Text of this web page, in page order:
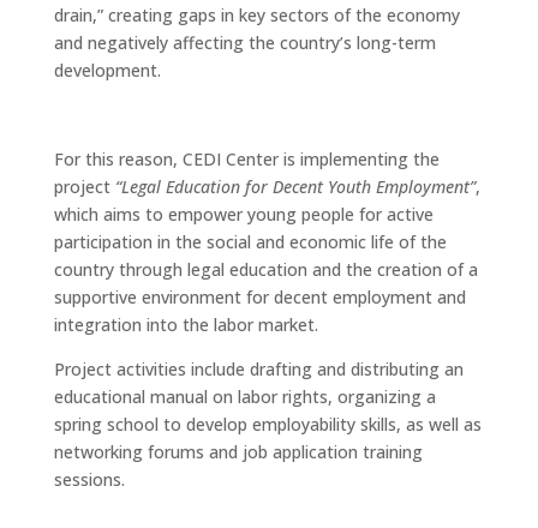
drain,” creating gaps in key sectors of the economy
and negatively affecting the country’s long-term
development.
For this reason, CEDI Center is implementing the
project “Legal Education for Decent Youth Employment”,
which aims to empower young people for active
participation in the social and economic life of the
country through legal education and the creation of a
supportive environment for decent employment and
integration into the labor market.
Project activities include drafting and distributing an
educational manual on labor rights, organizing a
spring school to develop employability skills, as well as
networking forums and job application training
sessions.